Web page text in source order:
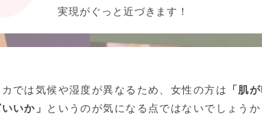
実現がぐっと近づきます！
では気候や湿度が異なるため、女性の方は
「肌
いか」 というのが気になる点ではないでしょうか